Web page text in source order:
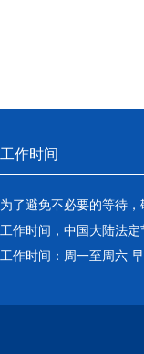
工作时间
为了避免不必要的等待
工作时间，中国大陆法定
工作时间：周一至周六